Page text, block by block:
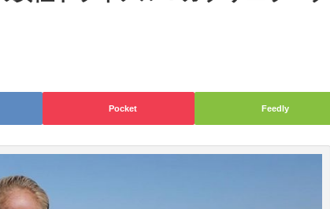
Pocket Feedly